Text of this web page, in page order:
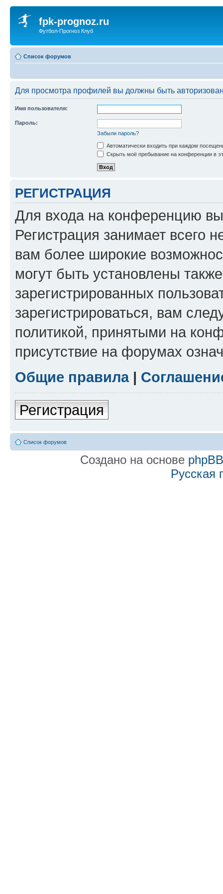
fpk-prognoz.ru
Футбол-Прогноз Клуб
Список форумов
Для просмотра профилей вы должны быть
Имя пользователя:
Пароль:
Забыли пароль?
Автоматически входить при каждом
Скрыть моё пребывание на конференции в
РЕГИСТРАЦИЯ
Для входа на конференцию
Регистрация занимает всего
вам более широкие
могут быть установлены
зарегистрированных
зарегистрироваться, вам
политикой, принятыми на
присутствие на форумах
Общие правила|
Регистрация
Список форумов
Создано на основе phpBB
Русская